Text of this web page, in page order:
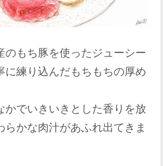
のもち豚を使ったジューシー
に練り込んだもちもちの厚め
かでいきいきとした香りを放
らかな肉汁があふれ出てきま